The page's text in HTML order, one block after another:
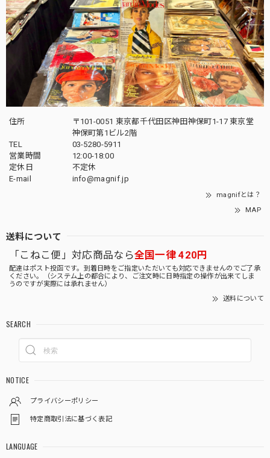
住所
〒101-0051 東京都千代田区神田神保町1-17 東京堂
神保町第1ビル2階
TEL
03-5280-5911
営業時間
12:00-18:00
定休日
不定休
E-mail
info@magnif.jp
magnifとは？
MAP
送料について
「こねこ便」対応商品なら全国一律 420円
配達はポスト投函です。到着日時をご指定いただいても対応できませんのでご了承
ください。（システム上の都合により、ご注文時に日時指定の操作が出来てしま
うのですが実際には承れません）
送料について
SEARCH
NOTICE
プライバシーポリシー
特定商取引法に基づく表記
LANGUAGE